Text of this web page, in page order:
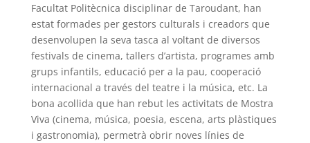
Facultat Politècnica disciplinar de Taroudant, han
estat formades per gestors culturals i creadors que
desenvolupen la seva tasca al voltant de diversos
festivals de cinema, tallers d’artista, programes amb
grups infantils, educació per a la pau, cooperació
internacional a través del teatre i la música, etc. La
bona acollida que han rebut les activitats de Mostra
Viva (cinema, música, poesia, escena, arts plàstiques
i gastronomia), permetrà obrir noves línies de